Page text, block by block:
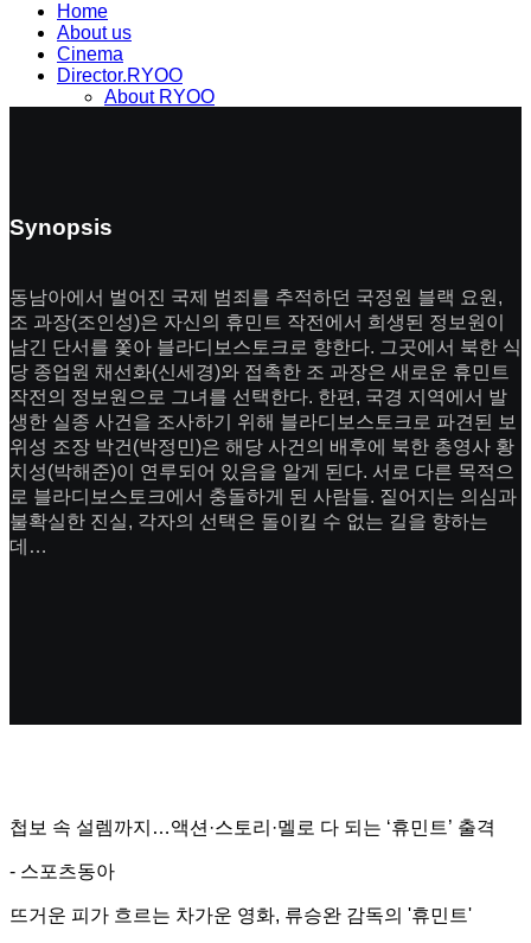
Home
About us
Cinema
Director.RYOO
About RYOO
Synopsis
동남아에서 벌어진 국제 범죄를 추적하던 국정원 블랙 요원,
조 과장(조인성)은 자신의 휴민트 작전에서 희생된 정보원이
남긴 단서를 쫓아 블라디보스토크로 향한다. 그곳에서 북한 식
당 종업원 채선화(신세경)와 접촉한 조 과장은 새로운 휴민트
작전의 정보원으로 그녀를 선택한다. 한편, 국경 지역에서 발
생한 실종 사건을 조사하기 위해 블라디보스토크로 파견된 보
위성 조장 박건(박정민)은 해당 사건의 배후에 북한 총영사 황
치성(박해준)이 연루되어 있음을 알게 된다. 서로 다른 목적으
로 블라디보스토크에서 충돌하게 된 사람들. 짙어지는 의심과
불확실한 진실, 각자의 선택은 돌이킬 수 없는 길을 향하는
데…
첩보 속 설렘까지…액션·스토리·멜로 다 되는 ‘휴민트’ 출격
- 스포츠동아
뜨거운 피가 흐르는 차가운 영화, 류승완 감독의 '휴민트'